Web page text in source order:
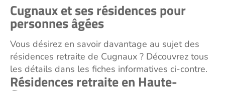
Cugnaux et ses résidences pour
personnes âgées
Vous désirez en savoir davantage au sujet des
résidences retraite de Cugnaux ? Découvrez tous
les détails dans les fiches informatives ci-contre.
Résidences retraite en Haute-